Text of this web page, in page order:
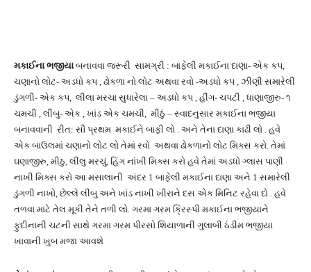
મકાઈના ભજીયાબનાવવા જરૂરી સામગ્રી : બાફેલી મકાઈના દાણા- એક કપ,
ચણાનો લોટ- અડધો કપ , ઢોકળા નો લોટ અથવા રવો -અડધો કપ , ઝીણી સમારેલી
ડુંગળી- એક કપ, લીલા મરચા સુધારેલા – અડધો કપ , હીંગ- ચપટી , ધાણાજીરુ- ૧
ચમચી , લીંબુ- એક , ખાંડ એક ચમચી, મીઠું – સ્વાદનુસાર મકાઈના ભજીયા
બનાવવાની રીત: સૌ પ્રથમ મકાઈને બાફી લો . અને તેના દાણા કાઢી લો . હવે
એક બાઉલમાં ચણાનો લોટ લો તેમાં રવો અથવા ઢોકળાનો લોટ મિક્સ કરો. તેમાં
ઘણાજીરુ, મીઠુ, લીલુ મરચું, હિંગ નાંખી મિક્સ કરો હવે તેમાં અડધો ગ્લાસ પાણી
નાખી મિક્સ કરો આ મસાલાની અંદર 1 બાફેલી મકાઈના દાણા અને 1 સમારેલી
ડુંગળી નાખો, છેલ્લે લીંબુ અને ખાંડ નાખી ખીરાને દસ એક મિનિટ રહેવા દો . હવે
તળવા માટે તેલ મૂકી તેને તળી લો. ગરમા ગરમ ક્રિસ્પી મકાઈના ભજીયાને
ફુદીનાની ચટની સાથે ગરમા ગરમ પીરસો શિયાળાની ગુલાબી ઠંડીમ ભજીયા
ખાવાની ખુબ મજા આવશે